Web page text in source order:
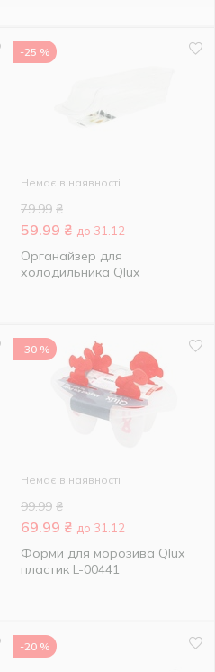
-25 %
Немає в наявності
79.99 ₴
59.99 ₴ до 31.12
Органайзер для
холодильника Qlux
-30 %
Немає в наявності
99.99 ₴
69.99 ₴ до 31.12
Форми для морозива Qlux
пластик L-00441
-20 %